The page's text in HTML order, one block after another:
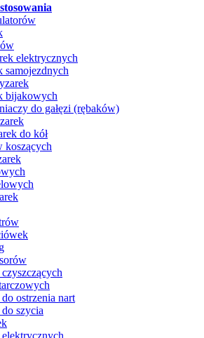
elektrycznych
samojezdnych
bijakowych
do gałęzi (rębaków)
do kół
koszących
ostrzenia nart
szycia